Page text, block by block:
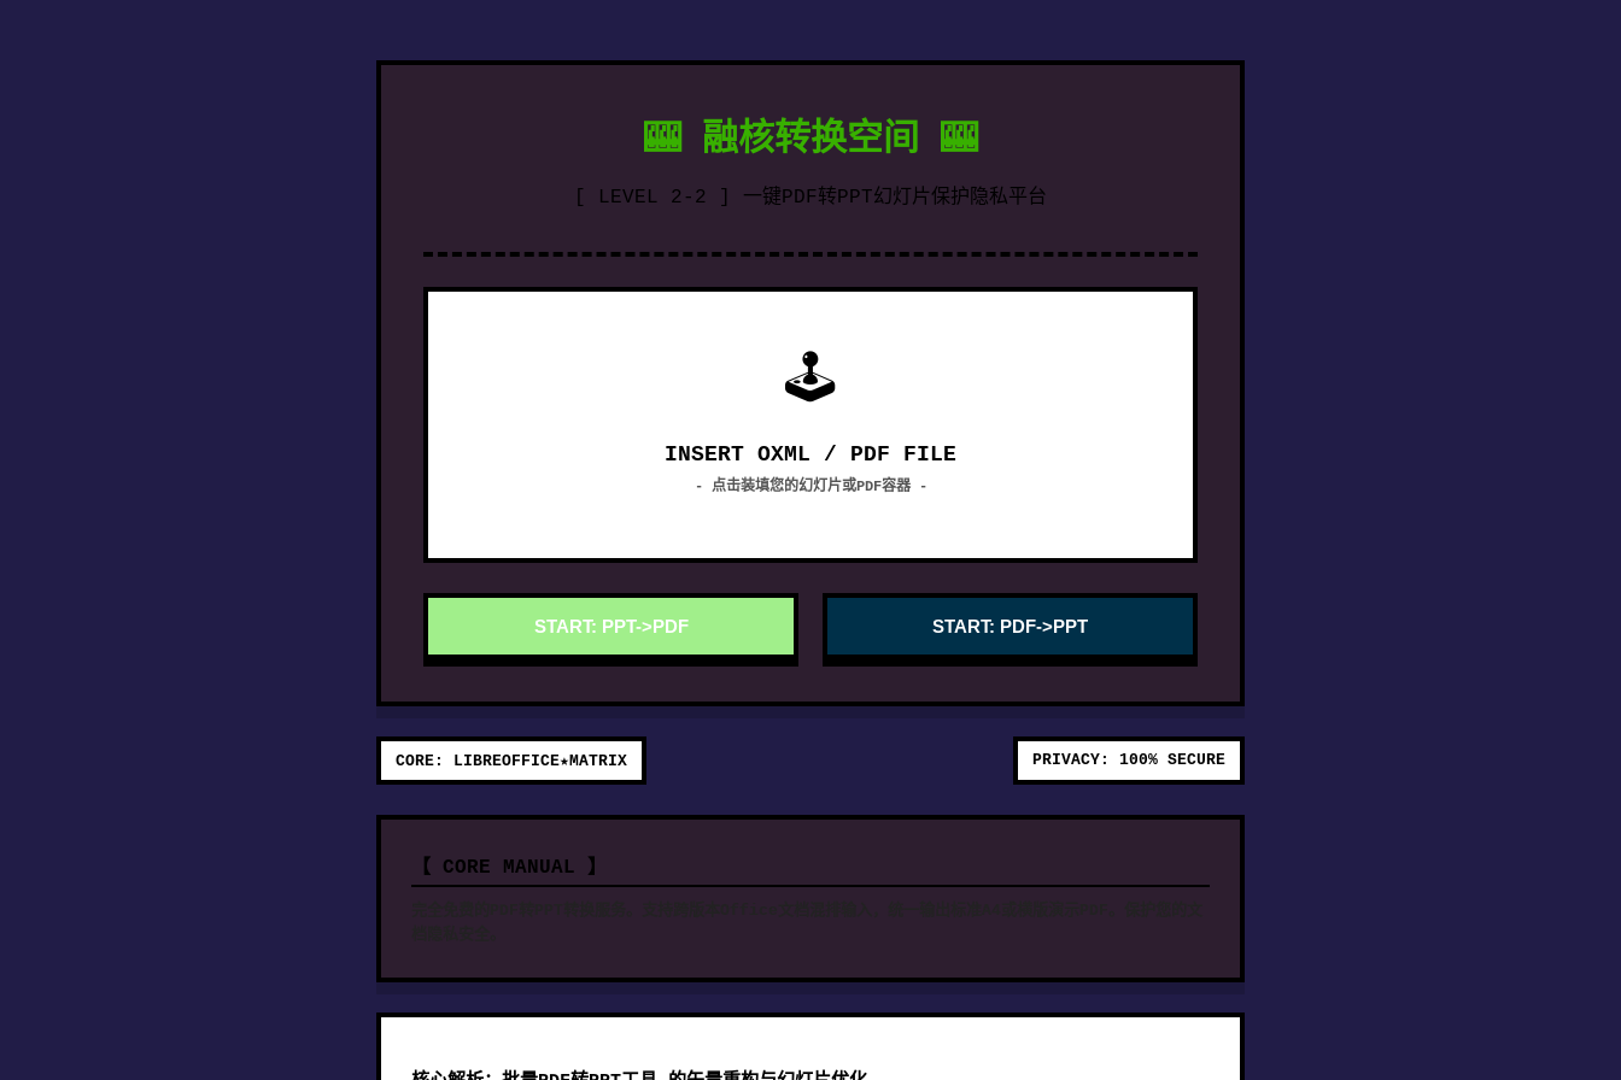
🎰 融核转换空间 🎰
[ LEVEL 2-2 ] 一键PDF转PPT幻灯片保护隐私平台
🕹
INSERT OXML / PDF FILE
- 点击装填您的幻灯片或PDF容器 -
START: PPT->PDF START: PDF->PPT
CORE: LIBREOFFICE★MATRIX PRIVACY: 100% SECURE
【 CORE MANUAL 】